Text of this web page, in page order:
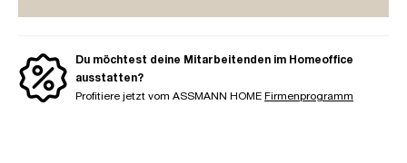
Du möchtest deine Mitarbeitenden im Homeoffice
ausstatten?
Profitiere jetzt vom ASSMANN HOME Firmenprogramm